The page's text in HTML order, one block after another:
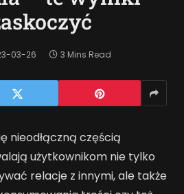
03-26 3 Mins Read
nieodłączną częścią
użytkownikom nie tylko
relacje z innymi, ale także